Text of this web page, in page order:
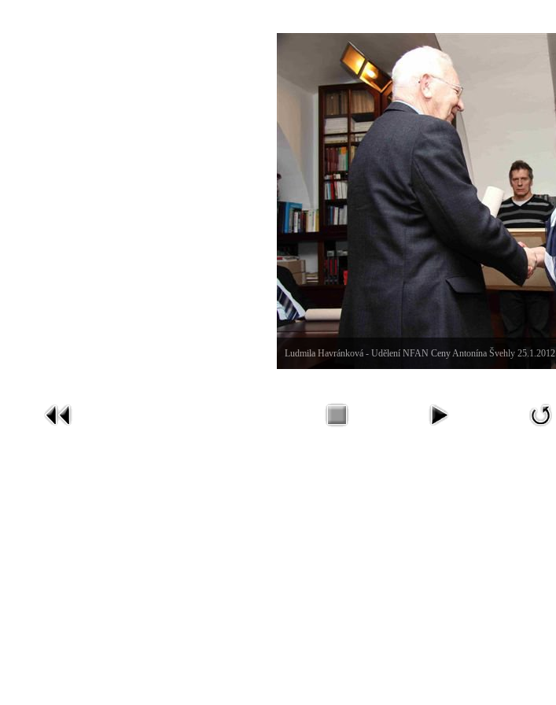
Ludmila Havránková - Udělení NFAN Ceny Antonína Švehly 25.1.2012